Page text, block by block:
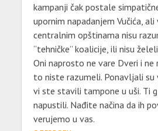
kampanji čak postale
upornim napadanjem Vučića,
centralnim opštinama nisu
“tehničke” koalicije, ili nisu
Oni naprosto ne vare Dveri i ne
to niste razumeli. Ponavljali su
vi ste stavili tampone u uši. Ti
napustili. Nađite načina da ih
verujemo u vas.